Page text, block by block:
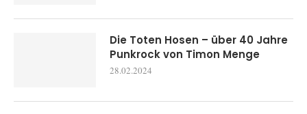
Die Toten Hosen – über 40 Jahre
Punkrock von Timon Menge
28.02.2024